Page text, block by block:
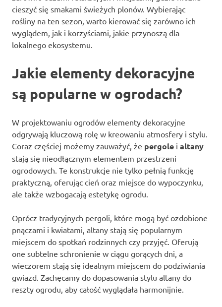
cieszyć się smakami świeżych plonów. Wybierając
rośliny na ten sezon, warto kierować się zarówno ich
wyglądem, jak i korzyściami, jakie przynoszą dla
lokalnego ekosystemu.
Jakie elementy dekoracyjne
są popularne w ogrodach?
W projektowaniu ogrodów elementy dekoracyjne
odgrywają kluczową rolę w kreowaniu atmosfery i stylu.
Coraz częściej możemy zauważyć, że pergole i altany
stają się nieodłącznym elementem przestrzeni
ogrodowych. Te konstrukcje nie tylko pełnią funkcję
praktyczną, oferując cień oraz miejsce do wypoczynku,
ale także wzbogacają estetykę ogrodu.
Oprócz tradycyjnych pergoli, które mogą być ozdobione
pnączami i kwiatami, altany stają się popularnym
miejscem do spotkań rodzinnych czy przyjęć. Oferują
one subtelne schronienie w ciągu gorących dni, a
wieczorem stają się idealnym miejscem do podziwiania
gwiazd. Zachęcamy do dopasowania stylu altany do
reszty ogrodu, aby całość wyglądała harmonijnie.